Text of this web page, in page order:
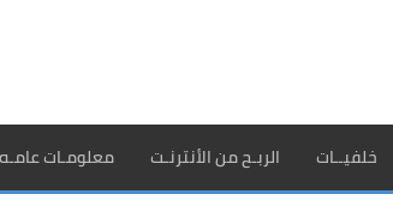
خلفيــات الربـح من الأنترنـت معلومـات عامـه